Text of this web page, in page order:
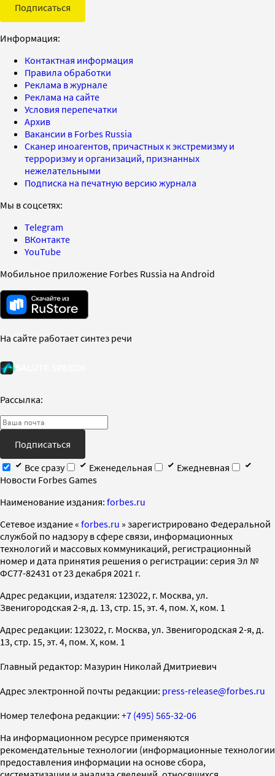
Подписаться
Информация:
Контактная информация
Правила обработки
Реклама в журнале
Реклама на сайте
Условия перепечатки
Архив
Вакансии в Forbes Russia
Сканер иноагентов, причастных к экстремизму и
терроризму и организаций, признанных
нежелательными
Подписка на печатную версию журнала
Мы в соцсетях:
Telegram
ВКонтакте
YouTube
Мобильное приложение Forbes Russia на Android
На сайте работает синтез речи
Рассылка:
Подписаться
Все сразу
Еженедельная
Ежедневная
Новости Forbes Games
Наименование издания: forbes.ru
Cетевое издание « forbes.ru » зарегистрировано Федеральной
службой по надзору в сфере связи, информационных
технологий и массовых коммуникаций, регистрационный
номер и дата принятия решения о регистрации: серия Эл №
ФС77-82431 от 23 декабря 2021 г.
Адрес редакции, издателя: 123022, г. Москва, ул.
Звенигородская 2-я, д. 13, стр. 15, эт. 4, пом. X, ком. 1
Адрес редакции: 123022, г. Москва, ул. Звенигородская 2-я, д.
13, стр. 15, эт. 4, пом. X, ком. 1
Главный редактор: Мазурин Николай Дмитриевич
Адрес электронной почты редакции: press-release@forbes.ru
Номер телефона редакции: +7 (495) 565-32-06
На информационном ресурсе применяются
рекомендательные технологии (информационные технологии
предоставления информации на основе сбора,